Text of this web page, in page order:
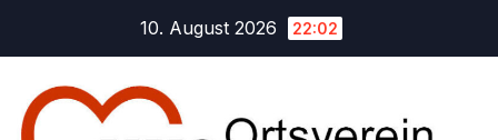
springen
10. August 2026 22:02